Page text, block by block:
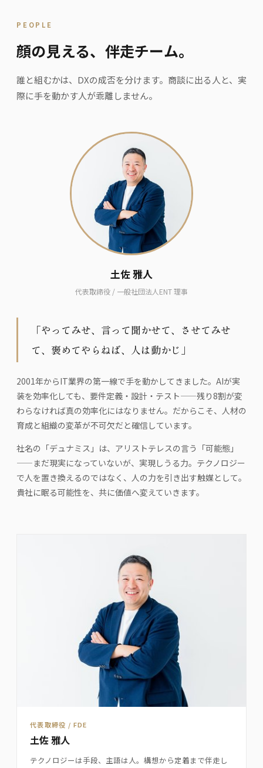
PEOPLE
顔の見える、伴走チーム。
誰と組むかは、DXの成否を分けます。商談に出る人と、実
際に手を動かす人が乖離しません。
土佐 雅人
代表取締役 / 一般社団法人ENT 理事
「やってみせ、言って聞かせて、させてみせ
て、褒めてやらねば、人は動かじ」
2001年からIT業界の第一線で手を動かしてきました。AIが実
装を効率化しても、要件定義・設計・テスト——残り8割が変
わらなければ真の効率化にはなりません。だからこそ、人材の
育成と組織の変革が不可欠だと確信しています。
社名の「デュナミス」は、アリストテレスの言う「可能態」
——まだ現実になっていないが、実現しうる力。テクノロジー
で人を置き換えるのではなく、人の力を引き出す触媒として。
貴社に眠る可能性を、共に価値へ変えていきます。
代表取締役 / FDE
土佐 雅人
テクノロジーは手段、主語は人。構想から定着まで伴走し